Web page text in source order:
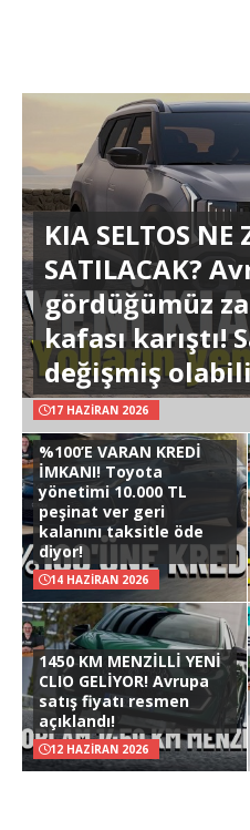
KIA SELTOS
SATILACAK?
gördüğümüz
kafası karıştı!
değişmiş
17 HAZIRAN 2026
%100’E VARAN KREDİ
İMKANI! Toyota
yönetimi 10.000 TL
peşinat ver geri
kalanını taksitle öde
diyor!
14 HAZIRAN 2026
1450 KM MENZİLLİ YENİ
CLIO GELİYOR! Avrupa
satış fiyatı resmen
açıklandı!
12 HAZIRAN 2026